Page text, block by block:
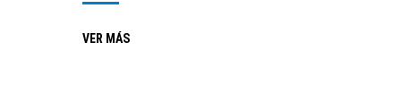
VER MÁS